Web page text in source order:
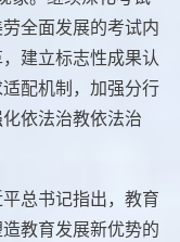
全面发展的考试内
建立标志性成果认
配机制，加强分行
依法治教依法治
总书记指出，教育
教育发展新优势的